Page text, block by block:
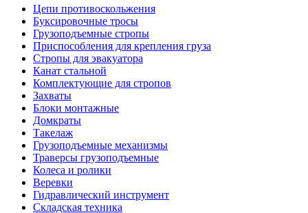
Цепи противоскольжения
Буксировочные тросы
Грузоподъемные стропы
Приспособления для крепления груза
Стропы для эвакуатора
Канат стальной
Комплектующие для стропов
Захваты
Блоки монтажные
Домкраты
Такелаж
Грузоподъемные механизмы
Траверсы грузоподъемные
Колеса и ролики
Веревки
Гидравлический инструмент
Складская техника